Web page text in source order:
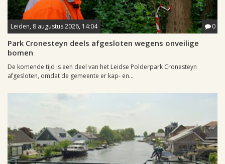
Leiden, 8 augustus 2026, 14:04 0
Park Cronesteyn deels afgesloten wegens onveilige
bomen
De komende tijd is een deel van het Leidse Polderpark Cronesteyn
afgesloten, omdat de gemeente er kap- en...